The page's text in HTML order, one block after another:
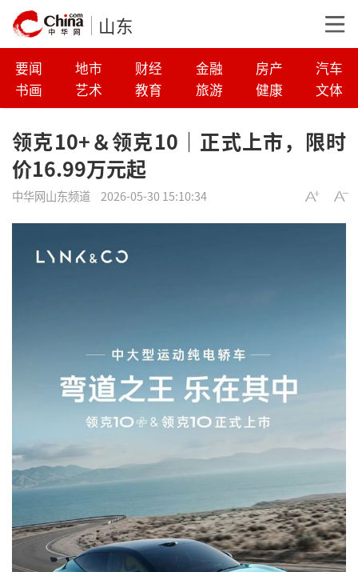
山东
要闻 地市 财经 金融 房产
汽车
书画
艺术 教育 旅游 健康 文体
领克10+＆领克10｜正式上市，限时
价16.99万元起
中华网山东频道 2026-05-30 15:10:34